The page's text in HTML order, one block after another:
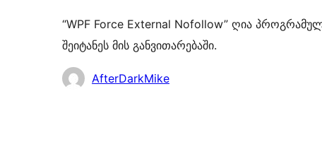
“WPF Force External Nofollow” ღია
შეიტანეს მის განვითარებაში.
მონაწილეები
AfterDarkMike